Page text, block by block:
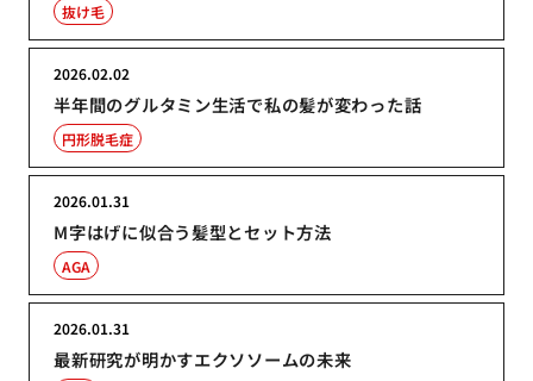
抜け毛
半年間のグルタミン生活で私の髪が変わった話
2026.02.02
円形脱毛症
M字はげに似合う髪型とセット方法
2026.01.31
AGA
最新研究が明かすエクソソームの未来
2026.01.31